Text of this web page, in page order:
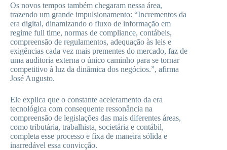
Os novos tempos também chegaram nessa área,
trazendo um grande impulsionamento: “Incrementos da
era digital, dinamizando o fluxo de informação em
regime full time, normas de compliance, contábeis,
compreensão de regulamentos, adequação às leis e
exigências cada vez mais prementes do mercado, faz de
uma auditoria externa o único caminho para se tornar
competitivo à luz da dinâmica dos negócios.”, afirma
José Augusto.
Ele explica que o constante aceleramento da era
tecnológica com consequente ressonância na
compreensão de legislações das mais diferentes áreas,
como tributária, trabalhista, societária e contábil,
completa esse processo e fixa de maneira sólida e
inarredável essa convicção.